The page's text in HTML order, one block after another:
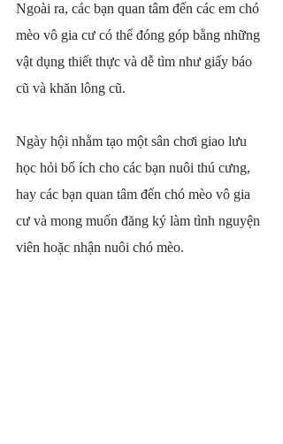
Ngoài ra, các bạn quan tâm đến các em chó
mèo vô gia cư có thể đóng góp bằng những
vật dụng thiết thực và dễ tìm như giấy báo
cũ và khăn lông cũ.
Ngày hội nhằm tạo một sân chơi giao lưu
học hỏi bổ ích cho các bạn nuôi thú cưng,
hay các bạn quan tâm đến chó mèo vô gia
cư và mong muốn đăng ký làm tình nguyện
viên hoặc nhận nuôi chó mèo.